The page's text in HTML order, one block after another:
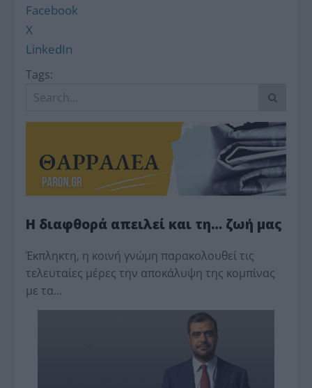
Facebook
X
LinkedIn
Tags:
Η διαφθορά απειλεί και τη… ζωή μας
Έκπληκτη, η κοινή γνώμη παρακολουθεί τις
τελευταίες μέρες την αποκάλυψη της κο­μπίνας
με τα…